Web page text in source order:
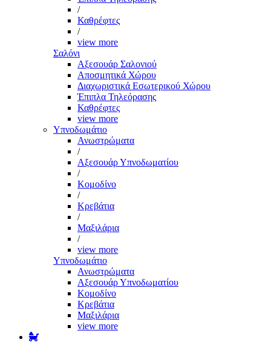
/
Καθρέφτες
/
view more
Σαλόνι
Αξεσουάρ Σαλονιού
Αποσμητικά Χώρου
Διαχωριστικά Εσωτερικού Χώρου
Έπιπλα Τηλεόρασης
Καθρέφτες
view more
Υπνοδωμάτιο
Ανωστρώματα
/
Αξεσουάρ Υπνοδωματίου
/
Κομοδίνο
/
Κρεβάτια
/
Μαξιλάρια
/
view more
Υπνοδωμάτιο
Ανωστρώματα
Αξεσουάρ Υπνοδωματίου
Κομοδίνο
Κρεβάτια
Μαξιλάρια
view more